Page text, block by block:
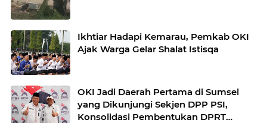
Ikhtiar Hadapi Kemarau, Pemkab OKI
Ajak Warga Gelar Shalat Istisqa
OKI Jadi Daerah Pertama di Sumsel
yang Dikunjungi Sekjen DPP PSI,
Konsolidasi Pembentukan DPRT